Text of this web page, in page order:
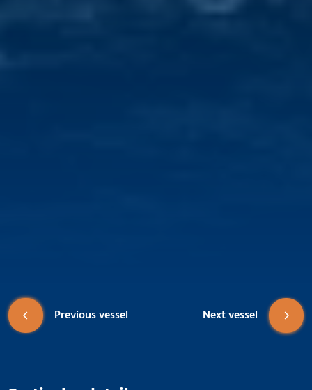
Previous vessel Next vessel